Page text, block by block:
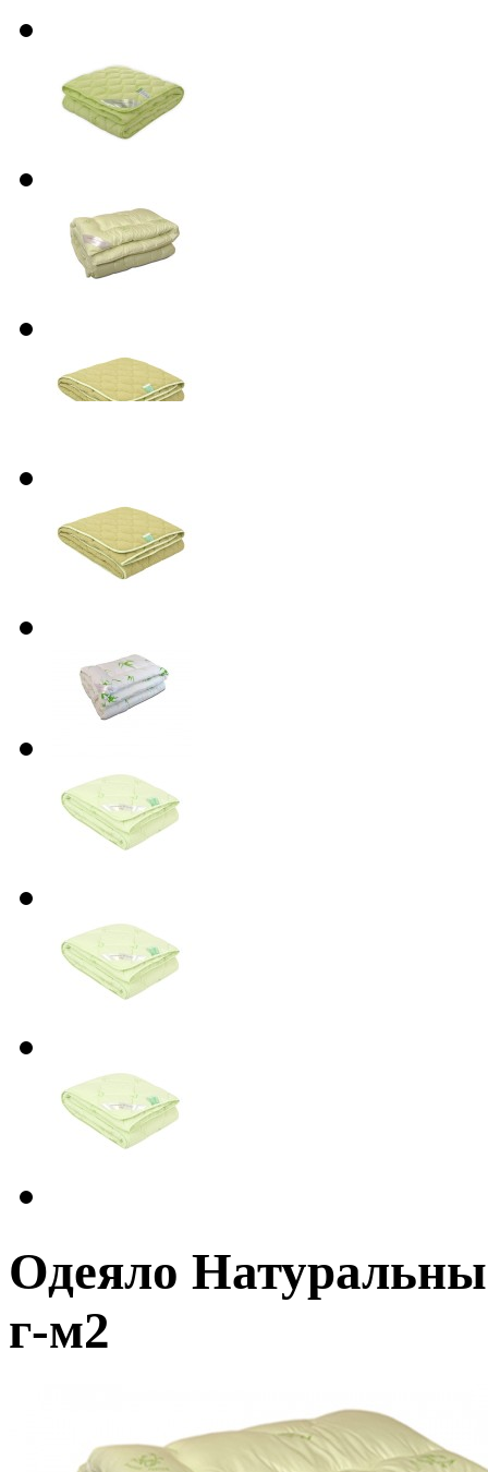
Одеяло
г-м2